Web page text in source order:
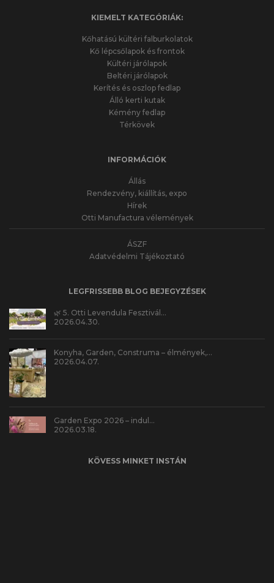
KIEMELT KATEGÓRIÁK:
Kőhatású kültéri falburkolatok
Kő lépcsőlapok és frontok
Kültéri járólapok
Beltéri járólapok
Kerítés és oszlop fedlap
Álló kerti kutak
Kémény fedlap
Térkövek
INFORMÁCIÓK
Állás
Rendezvény, kiállítás, expo
Hírek
Otti Manufactura vélemények
ÁSZF
Adatvédelmi Tájékoztató
LEGFRISSEBB BLOG BEJEGYZÉSEK
🌿 5. Otti Levendula Fesztivál…
2026.04.30.
Konyha, Garden, Construma – élmények,…
2026.04.07.
Garden Expo 2026 – indul…
2026.03.18.
KÖVESS MINKET INSTÁN